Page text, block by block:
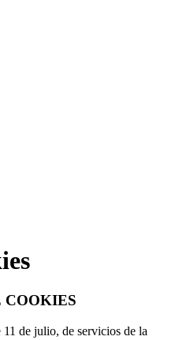
COOKIES
de julio, de servicios de la